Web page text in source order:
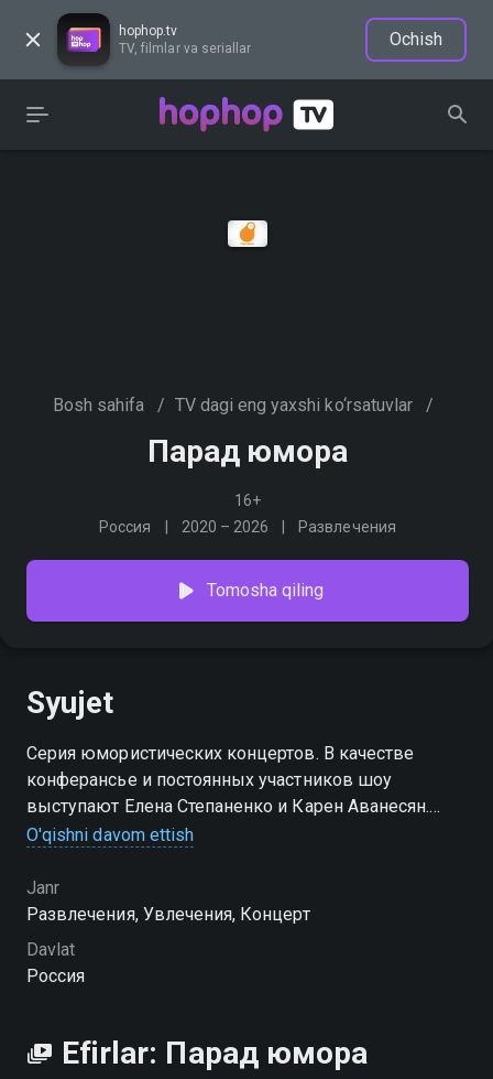
hophop.tv
TV, filmlar va seriallar
Ochish
Bosh sahifa / TV dagi eng yaxshi ko‘rsatuvlar /
Парад юмора
16+
Россия
2020 – 2026 Развлечения
Tomosha qiling
Syujet
Серия юмористических концертов. В качестве
конферансье и постоянных участников шоу
выступают Елена Степаненко и Карен Аванесян.
Также в концертах участвуют популярные певцы,
O'qishni davom ettish
Janr
Развлечения, Увлечения, Концерт
Davlat
Россия
Efirlar: Парад юмора